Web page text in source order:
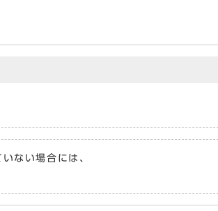
ない場合には、